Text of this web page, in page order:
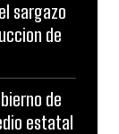
sargazo
de
de
estatal